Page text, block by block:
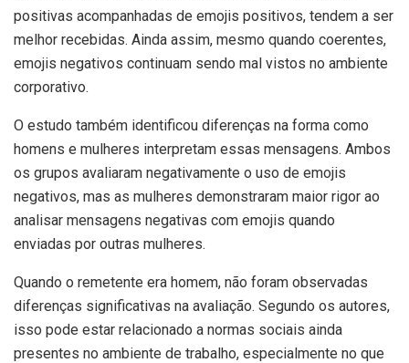
positivas acompanhadas de emojis positivos, tendem a ser
melhor recebidas. Ainda assim, mesmo quando coerentes,
emojis negativos continuam sendo mal vistos no ambiente
corporativo.
O estudo também identificou diferenças na forma como
homens e mulheres interpretam essas mensagens. Ambos
os grupos avaliaram negativamente o uso de emojis
negativos, mas as mulheres demonstraram maior rigor ao
analisar mensagens negativas com emojis quando
enviadas por outras mulheres.
Quando o remetente era homem, não foram observadas
diferenças significativas na avaliação. Segundo os autores,
isso pode estar relacionado a normas sociais ainda
presentes no ambiente de trabalho, especialmente no que